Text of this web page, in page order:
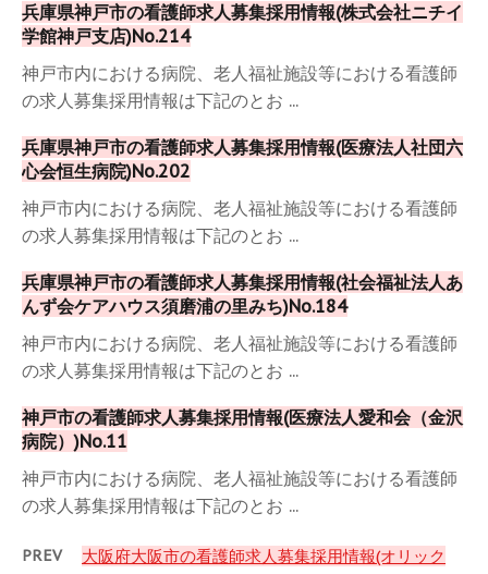
兵庫県神戸市の看護師求人募集採用情報(株式会社ニチイ
学館神戸支店)No.214
神戸市内における病院、老人福祉施設等における看護師
の求人募集採用情報は下記のとお ...
兵庫県神戸市の看護師求人募集採用情報(医療法人社団六
心会恒生病院)No.202
神戸市内における病院、老人福祉施設等における看護師
の求人募集採用情報は下記のとお ...
兵庫県神戸市の看護師求人募集採用情報(社会福祉法人あ
んず会ケアハウス須磨浦の里みち)No.184
神戸市内における病院、老人福祉施設等における看護師
の求人募集採用情報は下記のとお ...
神戸市の看護師求人募集採用情報(医療法人愛和会（金沢
病院）)No.11
神戸市内における病院、老人福祉施設等における看護師
の求人募集採用情報は下記のとお ...
PREV
大阪府大阪市の看護師求人募集採用情報(オリック